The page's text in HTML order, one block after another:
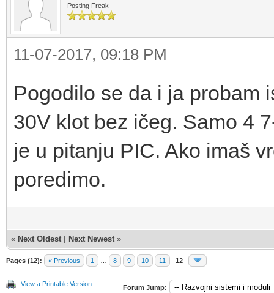
Posting Freak
11-07-2017, 09:18 PM
Pogodilo se da i ja probam
30V klot bez ičeg. Samo 4
je u pitanju PIC. Ako imaš
poredimo.
« Next Oldest Next Newest »
Pages (12): « Previous 1 8 9 10 11 12
View a Printable Version Forum Jump: